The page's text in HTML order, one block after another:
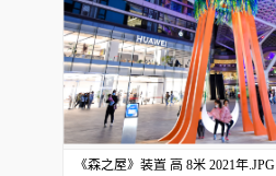
《森之屋》装置 高 8米 2021年.JPG